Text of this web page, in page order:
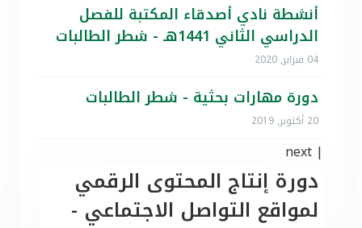
دورة إنتاج المحتوى الرقمي
لمواقع التواصل الاجتماعي -
أنشطة نادي أصدقاء المكتبة للفصل
الدراسي الثاني 1441هـ - شطر الطالبات
04 فبراير, 2020
دورة مهارات بحثية - شطر الطالبات
20 أكتوبر, 2019
|
next